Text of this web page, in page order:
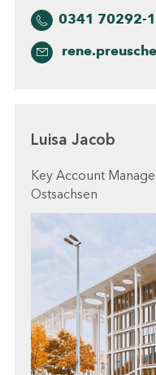
0341 70292-
Luisa Jacob
Key Account
Ostsachsen